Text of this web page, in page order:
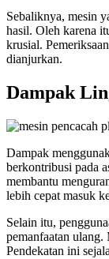
Sebaliknya, mesin
hasil. Oleh karena
krusial.
dianjurkan.
Dampak
Dampak
berkontribusi pada
membantu
lebih cepat masuk
Selain itu,
pemanfaatan
Pendekatan ini